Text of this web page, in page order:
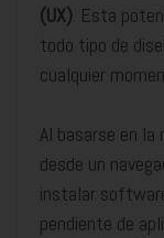
(UX). Esta
todo tipo de
cualquier
Al basarse en
desde un
instalar
pendiente de